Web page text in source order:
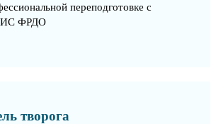
переподготовке с
ФРДО
творога